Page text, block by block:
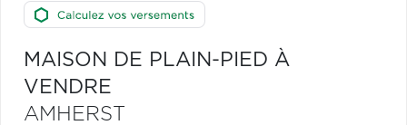
MAISON DE PLAIN-PIED À
VENDRE
AMHERST